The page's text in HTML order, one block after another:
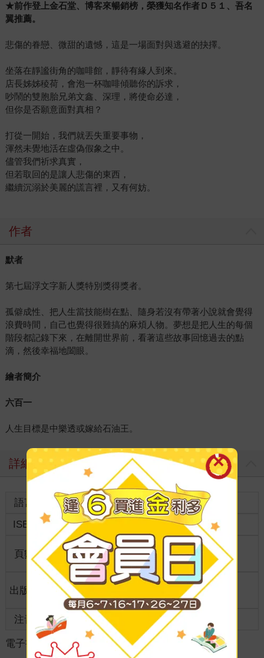
★前作登上金石堂、博客來暢銷榜，榮獲知名作者Ｄ５１、吾名
翼推薦。
悲傷的眷戀、微甜的遺憾，這是一場面對與逃避的抉擇。
坐落在靜謐街角的咖啡館，靜待有緣人到來。
店長姊姊稜荷，會泡一杯咖啡傾聽你的訴求，
吵鬧的雙胞胎兄弟文鑫、深理，將使命必達，
但你是否願意面對真相？
打從一開始，我們就丟失重要事物，
渾然未覺地活在虛偽假象之中。
儘管我們祈求真實，
但若取回的是讓人悲傷的東西，
繼續沉溺於美麗的謊言裡，又有何妨。
作者
默者
第七屆浮文字新人獎特別獎得獎者。
孤僻成性、把人生當技能樹在點、隨身若沒有帶著小說就會覺得
浪費時間，自己也覺得很難搞的麻煩人物。夢想是把人生的每個
階段都記錄下來，在離開世界前，看著這些故事回憶過去的點
滴，然後幸福地闔眼。
繪者簡介
六百一
人生目標是中樂透或嫁給石油王。
詳細資料
語言 中文繁體
裝訂
ISBN
9789571082066 分級 普通級
頁數 274
商品規
格
25開15*21cm
出版地 台灣
適讀年
齡
全齡適讀
注音 級別
電子書 ＞ 輕小說 華文作品 ＞ 靈異/推理